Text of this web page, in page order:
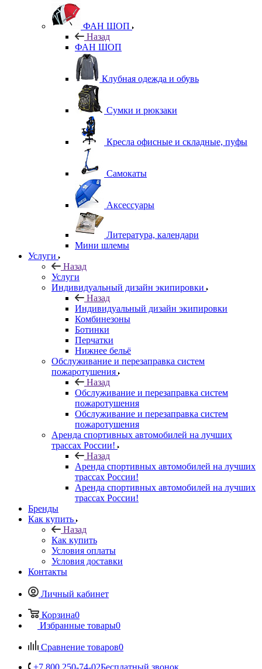
ФАН ШОП
Назад
ФАН ШОП
Клубная одежда и обувь
Сумки и рюкзаки
Кресла офисные и складные, пуфы
Самокаты
Аксессуары
Литература, календари
Мини шлемы
Услуги
Назад
Услуги
Индивидуальный дизайн экипировки
Назад
Индивидуальный дизайн экипировки
Комбинезоны
Ботинки
Перчатки
Нижнее бельё
Обслуживание и перезаправка систем
пожаротушения
Назад
Обслуживание и перезаправка систем
пожаротушения
Обслуживание и перезаправка систем
пожаротушения
Аренда спортивных автомобилей на лучших
трассах России!
Назад
Аренда спортивных автомобилей на лучших
трассах России!
Аренда спортивных автомобилей на лучших
трассах России!
Бренды
Как купить
Назад
Как купить
Условия оплаты
Условия доставки
Контакты
Личный кабинет
Корзина0
Избранные товары0
Сравнение товаров0
+7 800 250-74-02Бесплатный звонок